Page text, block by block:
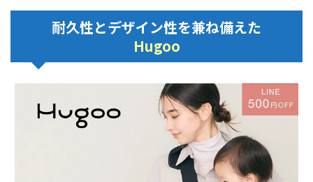
耐久性とデザイン性を兼ね備えた
Hugoo